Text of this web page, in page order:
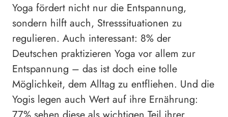
Yoga fördert nicht nur die Entspannung,
sondern hilft auch, Stresssituationen zu
regulieren. Auch interessant: 8% der
Deutschen praktizieren Yoga vor allem zur
Entspannung – das ist doch eine tolle
Möglichkeit, dem Alltag zu entfliehen. Und die
Yogis legen auch Wert auf ihre Ernährung: